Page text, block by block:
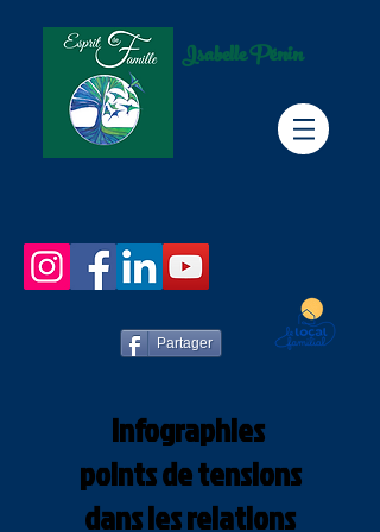
Isabelle Pénin
Partager
Infographies
points de tensions
dans les relations